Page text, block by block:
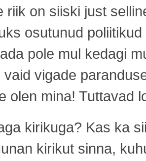
on siiski just
osutunud
pole mul kedagi
vaid vigade
olen mina! Tuttavad
kirikuga? Kas ka
kirikut sinna,